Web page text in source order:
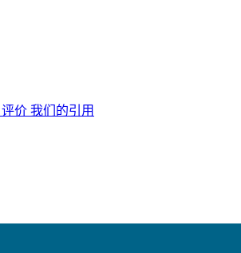
价 我们的引用